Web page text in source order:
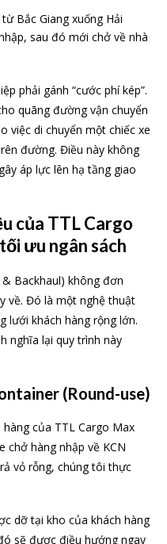
Bắc Giang xuống Hải
sau đó mới chở về nhà
phải gánh “cước phí kép”.
quãng đường vận chuyển
việc di chuyển một chiếc xe
đường. Điều này không
áp lực lên hạ tầng giao
của TTL Cargo
ưu ngân sách
Backhaul) không đơn
về. Đó là một nghệ thuật
lưới khách hàng rộng lớn.
nghĩa lại quy trình này
(Round-use)
của TTL Cargo Max
chở hàng nhập về KCN
vỏ rỗng, chúng tôi thực
dỡ tại kho của khách hàng
sẽ được điều hướng ngay